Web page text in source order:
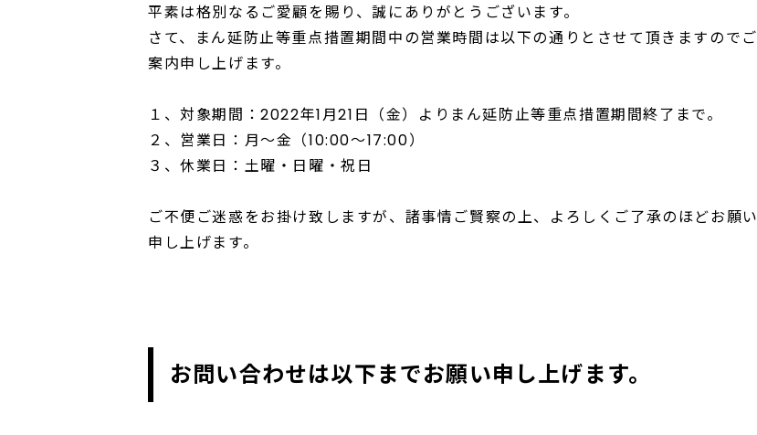
平素は格別なるご愛顧を賜り、誠にありがとうございます。
さて、まん延防止等重点措置期間中の営業時間は以下の通りとさせて頂きますのでご
案内申し上げます。
１、対象期間：2022年1月21日（金）よりまん延防止等重点措置期間終了まで。
２、営業日：月～金（10:00～17:00）
３、休業日：土曜・日曜・祝日
ご不便ご迷惑をお掛け致しますが、諸事情ご賢察の上、よろしくご了承のほどお願い
申し上げます。
お問い合わせは以下までお願い申し上げます。